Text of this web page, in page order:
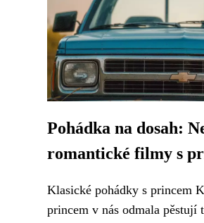
Pohádka na dosah:
romantické filmy s
Klasické pohádky s princem
princem v nás odmala pěstují